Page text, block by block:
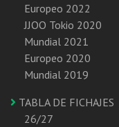
Europeo 2022
JJOO Tokio 2020
Mundial 2021
Europeo 2020
Mundial 2019
TABLA DE FICHAJES
26/27